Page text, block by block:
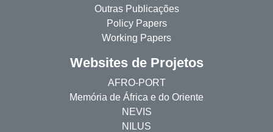
Outras Publicações
Policy Papers
Working Papers
Websites de Projetos
AFRO-PORT
Memória de África e do Oriente
NEVIS
NILUS